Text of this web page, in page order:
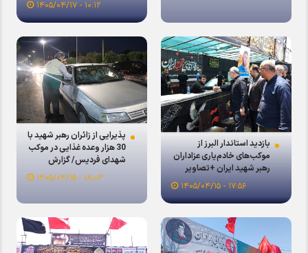
۱۰:۱۲ - ۱۴۰۵/۰۴/۱۷
بازدید استاندار البرز از
موکب‌های خادم‌یاری عزاداران
رهبر شهید ایران +تصاویر
۱۷:۵۶ - ۱۴۰۵/۰۴/۱۵
پذیرایی از زائران رهبر شهید با
30 هزار وعده غذایی در موکب
شهدای فردیس/ گزارش
ویدئویی۱۸:۰۳ - ۱۴۰۵/۰۴/۱۵